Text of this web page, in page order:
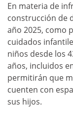
En materia de
construcción de
año 2025, como
cuidados
niños desde los
años, incluidos
permitirán que
cuenten con
sus hijos.